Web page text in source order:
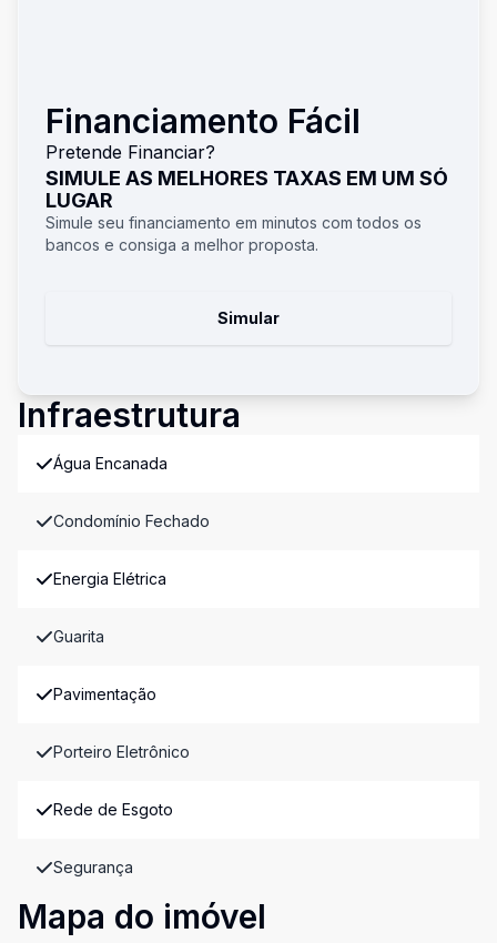
Financiamento Fácil
Pretende Financiar?
SIMULE AS MELHORES TAXAS EM UM SÓ
LUGAR
Simule seu financiamento em minutos com todos os
bancos e consiga a melhor proposta.
Simular
Infraestrutura
Água Encanada
Condomínio Fechado
Energia Elétrica
Guarita
Pavimentação
Porteiro Eletrônico
Rede de Esgoto
Segurança
Mapa do imóvel